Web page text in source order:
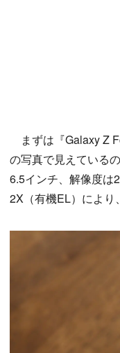
まずは『Galaxy Z
の写真で見えている
6.5インチ、解像度は
2X（有機EL）により